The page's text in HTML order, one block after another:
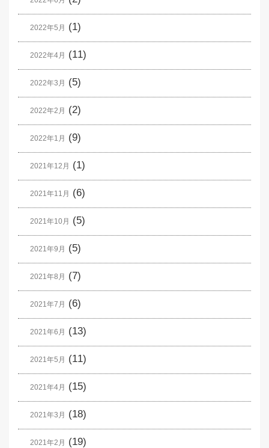
2022年5月 (1)
2022年4月 (11)
2022年3月 (5)
2022年2月 (2)
2022年1月 (9)
2021年12月 (1)
2021年11月 (6)
2021年10月 (5)
2021年9月 (5)
2021年8月 (7)
2021年7月 (6)
2021年6月 (13)
2021年5月 (11)
2021年4月 (15)
2021年3月 (18)
2021年2月 (19)